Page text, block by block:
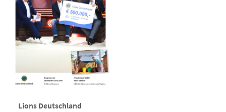
Lions Deutschland